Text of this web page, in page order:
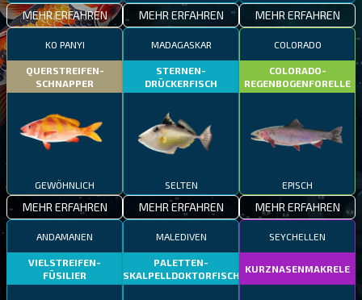
MEHR ERFAHREN MEHR ERFAHREN MEHR ERFAHREN
KO PANYI
QUERSTREIFEN-
SCHNAPPER
GEWÖHNLICH
MEHR ERFAHREN
MADAGASKAR
STERNEN-
DRÜCKERFISCH
SELTEN
MEHR ERFAHREN
COLORADO
COLORADO-
REGENBOGENFORELLE
EPISCH
MEHR ERFAHREN
ANDAMANEN
VIELSTREIFEN-
FÜSILIER
MALEDIVEN
PALETTEN-
SKALPELLDOKTORFISCH
SEYCHELLEN
KURZNASENMAKRELE